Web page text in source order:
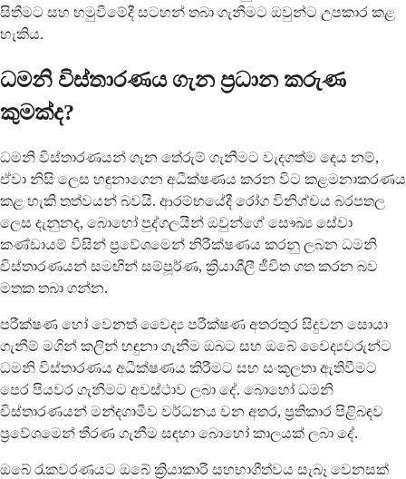
සිතීමට සහ හමුවීමේදී සටහන් තබා ගැනීමට ඔවුන්ට උපකාර කළ
හැකිය.
ධමනි විස්තාරණය ගැන ප්‍රධාන කරුණ
කුමක්ද?
ධමනි විස්තාරණයන් ගැන තේරුම් ගැනීමට වැදගත්ම දෙය නම්,
ඒවා නිසි ලෙස හඳුනාගෙන අධීක්ෂණය කරන විට කළමනාකරණය
කළ හැකි තත්වයන් බවයි. ආරම්භයේදී රෝග විනිශ්චය බරපතල
ලෙස දැනුනද, බොහෝ පුද්ගලයින් ඔවුන්ගේ සෞඛ්‍ය සේවා
කණ්ඩායම් විසින් ප්‍රවේශමෙන් නිරීක්ෂණය කරනු ලබන ධමනි
විස්තාරණයන් සමඟින් සම්පූර්ණ, ක්‍රියාශීලී ජීවිත ගත කරන බව
මතක තබා ගන්න.
පරීක්ෂණ හෝ වෙනත් වෛද්‍ය පරීක්ෂණ අතරතුර සිදුවන සොයා
ගැනීම් මගින් කලින් හඳුනා ගැනීම ඔබට සහ ඔබේ වෛද්‍යවරුන්ට
ධමනි විස්තාරණය අධීක්ෂණය කිරීමට සහ සංකූලතා ඇතිවීමට
පෙර පියවර ගැනීමට අවස්ථාව ලබා දේ. බොහෝ ධමනි
විස්තාරණයන් මන්දගාමීව වර්ධනය වන අතර, ප්‍රතිකාර පිළිබඳව
ප්‍රවේශමෙන් තීරණ ගැනීම සඳහා බොහෝ කාලයක් ලබා දේ.
ඔබේ රැකවරණයට ඔබේ ක්‍රියාකාරී සහභාගීත්වය සැබෑ වෙනසක්